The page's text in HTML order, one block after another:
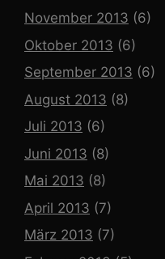
November 2013 (6)
Oktober 2013 (6)
September 2013 (6)
August 2013 (8)
Juli 2013 (6)
Juni 2013 (8)
Mai 2013 (8)
April 2013 (7)
März 2013 (7)